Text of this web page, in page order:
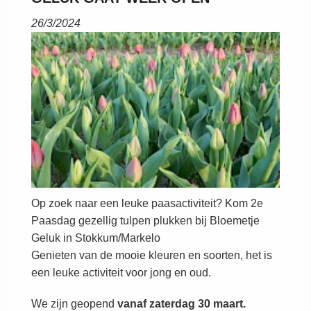
26/3/2024
Op zoek naar een leuke paasactiviteit? Kom 2e
Paasdag gezellig tulpen plukken bij Bloemetje
Geluk in Stokkum/Markelo
Genieten van de mooie kleuren en soorten, het is
een leuke activiteit voor jong en oud.
We zijn geopend vanaf zaterdag 30 maart.